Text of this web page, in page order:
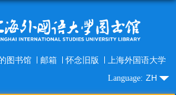
图书馆 邮箱 怀念旧版 上海外国语大学
Language: ZH